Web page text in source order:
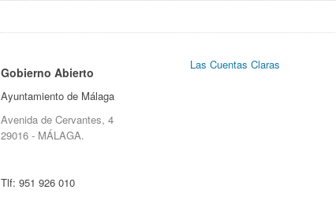
Gobierno Abierto
Ayuntamiento de Málaga
Avenida de Cervantes, 4
29016 - MÁLAGA.
Tlf: 951 926 010
Las Cuentas Claras